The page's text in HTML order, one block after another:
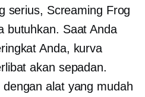
serius, Screaming Frog
butuhkan. Saat Anda
Anda, kurva
akan sepadan.
alat yang mudah